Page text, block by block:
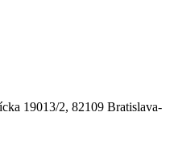
19013/2, 82109 Bratislava-